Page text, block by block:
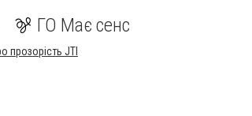
ГО Має сенс
прозорість JTI